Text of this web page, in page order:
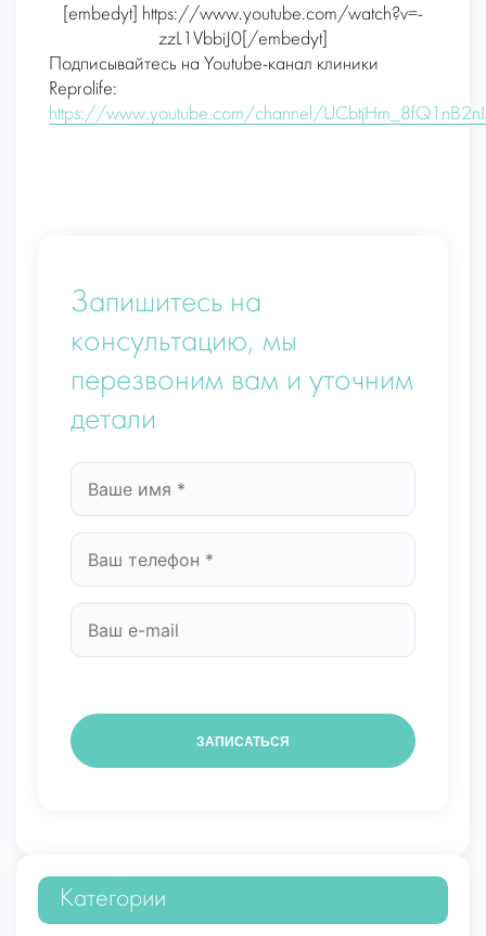
[embedyt] https://www.youtube.com/watch?v=-
zzL1VbbiJ0[/embedyt]
Подписывайтесь на Youtube-канал клиники
Reprolife:
https://www.youtube.com/channel/
Запишитесь на
консультацию, мы
перезвоним вам и уточним
детали
Категории